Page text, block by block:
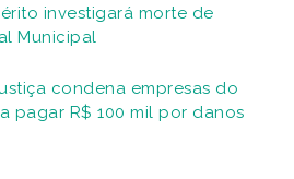
investigará morte de
Municipal
condena empresas do
pagar R$ 100 mil por danos